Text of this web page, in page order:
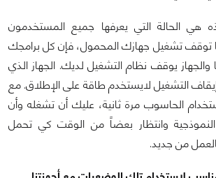
هي الحالة التي يعرفها جميع المستخدمون
توقف تشغيل جهازك المحمول، فإن كل برامجك
والجهاز يوقف نظام التشغيل لديك. الجهاز الذي
التشغيل لايستخدم طاقة على الإطلاق. مع
الحاسوب مرة ثانية، عليك أن تشغله وأن
النموذجية وانتظار بعضاً من الوقت كي تحمل
من جديد.